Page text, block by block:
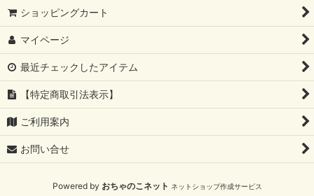
ショッピングカート
マイページ
最近チェックしたアイテム
【特定商取引法表示】
ご利用案内
お問い合せ
Powered by おちゃのこネット ネットショップ作成サービス